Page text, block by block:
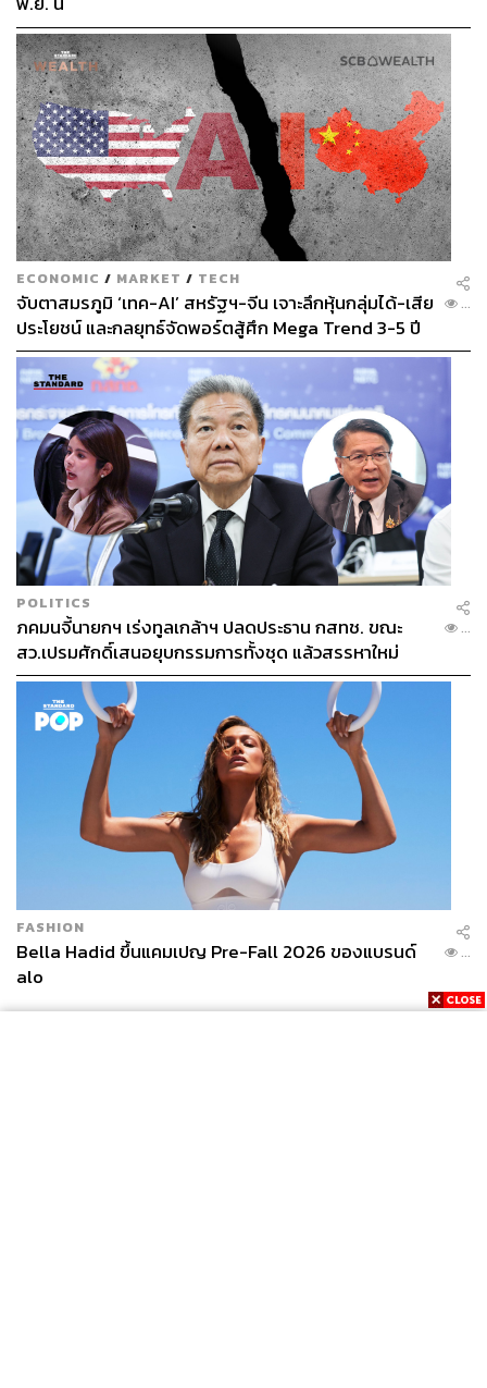
ECONOMIC / MARKET / TECH
จับตาสมรภูมิ ‘เทค-AI’ สหรัฐฯ-จีน เจาะลึกหุ้นกลุ่มได้-เสีย
ประโยชน์ และกลยุทธ์จัดพอร์ตสู้ศึก Mega Trend 3-5 ปี
ข้างหน้า
...
POLITICS
ภคมนจี้นายกฯ เร่งทูลเกล้าฯ ปลดประธาน กสทช. ขณะ
สว.เปรมศักดิ์เสนอยุบกรรมการทั้งชุด แล้วสรรหาใหม่
...
FASHION
Bella Hadid ขึ้นแคมเปญ Pre-Fall 2026 ของแบรนด์
alo
...